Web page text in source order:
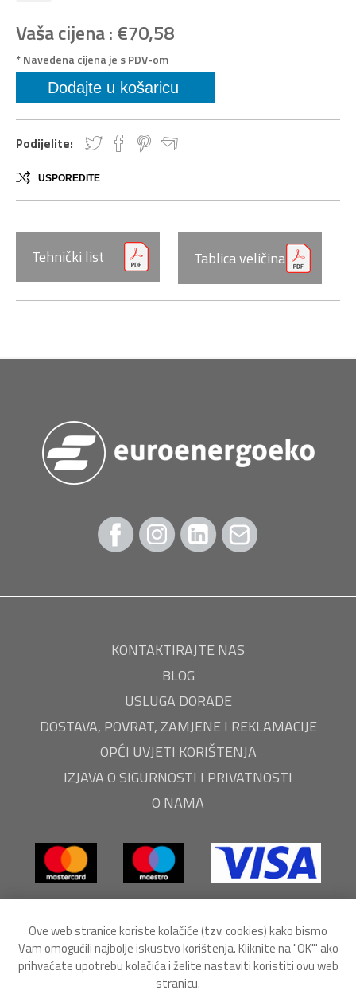
Vaša cijena :€70,58
* Navedena cijena je s PDV-om
Podijelite:
USPOREDITE
Tehnički list Tablica veličina
KONTAKTIRAJTE NAS
BLOG
USLUGA DORADE
DOSTAVA, POVRAT, ZAMJENE I REKLAMACIJE
OPĆI UVJETI KORIŠTENJA
IZJAVA O SIGURNOSTI I PRIVATNOSTI
O NAMA
Ove web stranice koriste kolačiće (tzv. cookies) kako bismo
Vam omogućili najbolje iskustvo korištenja. Kliknite na "OK"' ako
prihvaćate upotrebu kolačića i želite nastaviti koristiti ovu web
stranicu.